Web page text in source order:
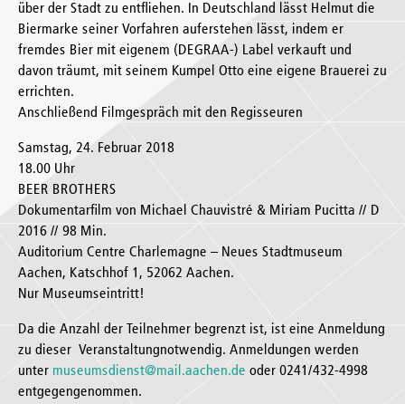
über der Stadt zu entfliehen. In Deutschland lässt Helmut die
Biermarke seiner Vorfahren auferstehen lässt, indem er
fremdes Bier mit eigenem (DEGRAA-) Label verkauft und
davon träumt, mit seinem Kumpel Otto eine eigene Brauerei zu
errichten.
Anschließend Filmgespräch mit den Regisseuren
Samstag, 24. Februar 2018
18.00 Uhr
BEER BROTHERS
Dokumentarfilm von Michael Chauvistré & Miriam Pucitta // D
2016 // 98 Min.
Auditorium Centre Charlemagne – Neues Stadtmuseum
Aachen, Katschhof 1, 52062 Aachen.
Nur Museumseintritt!
Da die Anzahl der Teilnehmer begrenzt ist, ist eine Anmeldung
zu dieser Veranstaltungnotwendig. Anmeldungen werden
unter museumsdienst@mail.aachen.de oder 0241/432-4998
entgegengenommen.